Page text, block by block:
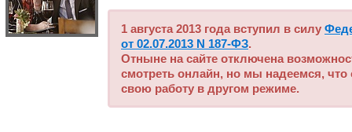
1 августа 2013 года вступил в силу
от 02.07.2013 N 187-ФЗ.
Отныне на сайте отключена
смотреть онлайн, но мы надеемся, что
свою работу в другом режиме.